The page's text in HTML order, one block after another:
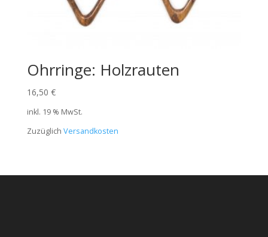
Ohrringe: Holzrauten
16,50 €
inkl. 19 % MwSt.
Zuzüglich Versandkosten